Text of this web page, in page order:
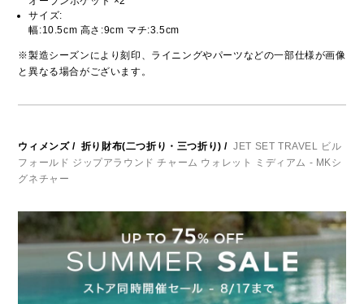
サイズ:
幅:10.5cm 高さ:9cm マチ:3.5cm
※製造シーズンにより刻印、ライニングやパーツなどの一部仕様が画像
と異なる場合がございます。
ウィメンズ/ 折り財布(二つ折り・三つ折り) / JET SET TRAVEL ビル
フォールド ジップアラウンド チャーム ウォレット ミディアム - MKシ
グネチャー